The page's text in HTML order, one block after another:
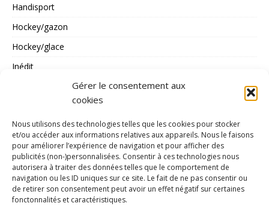
Gérer le consentement aux
cookies
Nous utilisons des technologies telles que les cookies pour stocker
et/ou accéder aux informations relatives aux appareils. Nous le faisons
pour améliorer l’expérience de navigation et pour afficher des
publicités (non-)personnalisées. Consentir à ces technologies nous
autorisera à traiter des données telles que le comportement de
navigation ou les ID uniques sur ce site. Le fait de ne pas consentir ou
de retirer son consentement peut avoir un effet négatif sur certaines
fonctonnalités et caractéristiques.
Handisport
Hockey/gazon
Hockey/glace
Inédit
Jeux Olympiques
Jeux paralympiques
Judo
Karaté
Kayak Polo
kitesurf
Ligue 1